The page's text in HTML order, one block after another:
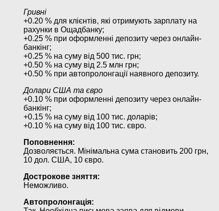
Гривні
+0.20 % для клієнтів, які отримують зарплату на
рахунки в Ощадбанку;
+0.25 % при оформленні депозиту через онлайн-
банкінг;
+0.25 % на суму від 500 тис. грн;
+0.50 % на суму від 2.5 млн грн;
+0.50 % при автопролонгації наявного депозиту.
Долари США та євро
+0.10 % при оформленні депозиту через онлайн-
банкінг;
+0.15 % на суму від 100 тис. доларів;
+0.10 % на суму від 100 тис. євро.
Поповнення:
Дозволяється. Мінімальна сума становить 200 грн,
10 дол. США, 10 євро.
Дострокове зняття:
Неможливо.
Автопролонгація: